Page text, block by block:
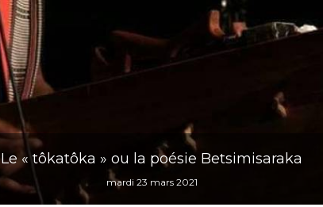
Le « tôkatôka » ou la poésie Betsimisaraka
mardi 23 mars 2021